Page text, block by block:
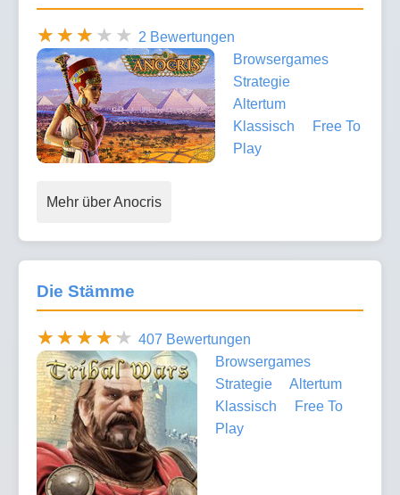
2 Bewertungen
Browsergames
Strategie
Altertum
Klassisch
Free To
Play
Mehr über Anocris
Die Stämme
407 Bewertungen
Browsergames
Strategie
Altertum
Klassisch
Free To
Play